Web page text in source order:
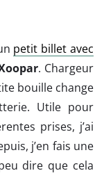
petit billet avec
. Chargeur
bouille change
Utile pour
prises, j’ai
j’en fais une
dire que cela